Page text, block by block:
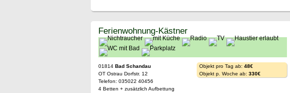
Ferienwohnung-Kästner
01814 Bad Schandau
OT Ostrau Dorfstr. 12
Telefon: 035022 40456
4 Betten + zusätzlich Aufbettung
Objekt pro Tag ab: 48€
Objekt p. Woche ab: 330€